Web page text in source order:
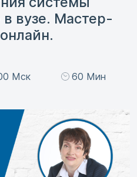
в вузе. Мастер-
Мск 60 Мин